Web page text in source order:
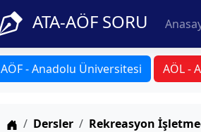
ATA-AÖF SORU
AÖF - Anadolu Üniversitesi AÖL -
Anasayfa
Dersler Rekreasyon